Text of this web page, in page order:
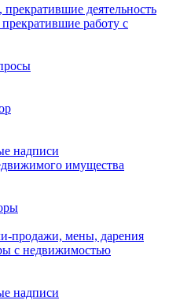
деятельность
работу с
надписи
имущества
продажи, мены, дарения
с недвижимостью
надписи